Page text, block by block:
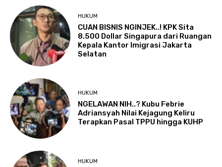
HUKUM
CUAN BISNIS NGINJEK..! KPK Sita
8.500 Dollar Singapura dari Ruangan
Kepala Kantor Imigrasi Jakarta
Selatan
HUKUM
NGELAWAN NIH..? Kubu Febrie
Adriansyah Nilai Kejagung Keliru
Terapkan Pasal TPPU hingga KUHP
HUKUM